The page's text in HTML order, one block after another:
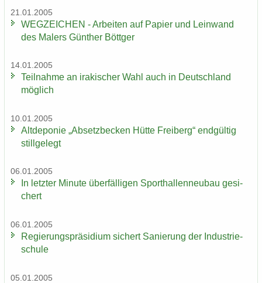
21.01.2005
WEG­ZEI­CHEN - Ar­bei­ten auf Pa­pier und Lein­wand
des Ma­lers Gün­ther Bött­ger
14.01.2005
Teil­nah­me an ira­ki­scher Wahl auch in Deutsch­land
mög­lich
10.01.2005
Alt­de­po­nie „Ab­setz­be­cken Hütte Frei­berg“ end­gül­tig
still­ge­legt
06.01.2005
In letz­ter Mi­nu­te über­fäl­li­gen Sport­hal­len­neu­bau ge­si­
chert
06.01.2005
Re­gie­rungs­prä­si­di­um si­chert Sa­nie­rung der In­dus­trie­
schu­le
05.01.2005